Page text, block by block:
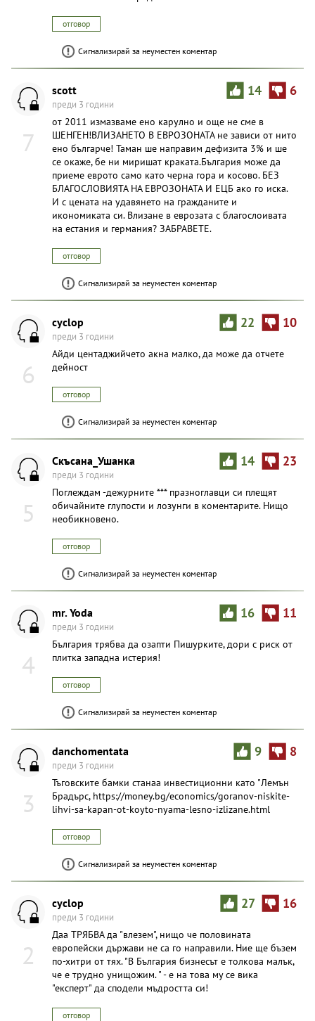
отговор
Сигнализирай за неуместен коментар
7
14 6
scott
преди 3 години
от 2011 измазваме ено карулно и още не сме в
ШЕНГЕН!ВЛИЗАНЕТО В ЕВРОЗОНАТА не зависи от нито
ено българче! Таман ше направим дефизита 3% и ше
се окаже, бе ни миришат краката.България може да
приеме еврото само като черна гора и косово. БЕЗ
БЛАГОСЛОВИЯТА НА ЕВРОЗОНАТА И ЕЦБ ако го иска.
И с цената на удавянето на гражданите и
икономиката си. Влизане в еврозата с благослоивата
на естания и германия? ЗАБРАВЕТЕ.
отговор
Сигнализирай за неуместен коментар
6
22 10
cyclop
преди 3 години
Айди центаджийчето акна малко, да може да отчете
дейност
отговор
Сигнализирай за неуместен коментар
5
14 23
Скъсана_Ушанка
преди 3 години
Поглеждам -дежурните *** празноглавци си плещят
обичайните глупости и лозунги в коментарите. Нищо
необикновено.
отговор
Сигнализирай за неуместен коментар
4
16 11
mr. Yoda
преди 3 години
България трябва да озапти Пишурките, дори с риск от
плитка западна истерия!
отговор
Сигнализирай за неуместен коментар
3
9 8
danchomentata
преди 3 години
Тъговските бамки станаа инвестиционни като "Лемън
Брадърс, https://money.bg/economics/goranov-niskite-
lihvi-sa-kapan-ot-koyto-nyama-lesno-izlizane.html
отговор
Сигнализирай за неуместен коментар
2
27 16
cyclop
преди 3 години
Даа ТРЯБВА да "влезем", нищо че половината
европейски държави не са го направили. Ние ще бъзем
по-хитри от тях. "В България бизнесът е толкова малък,
че е трудно унищожим. " - е на това му се вика
"експерт" да сподели мъдростта си!
отговор